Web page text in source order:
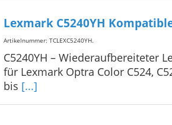
Lexmark C5240YH
Artikelnummer: TCLEXC5240YH.
C5240YH – Wiederaufbereiteter
für Lexmark Optra Color C524,
bis [...]